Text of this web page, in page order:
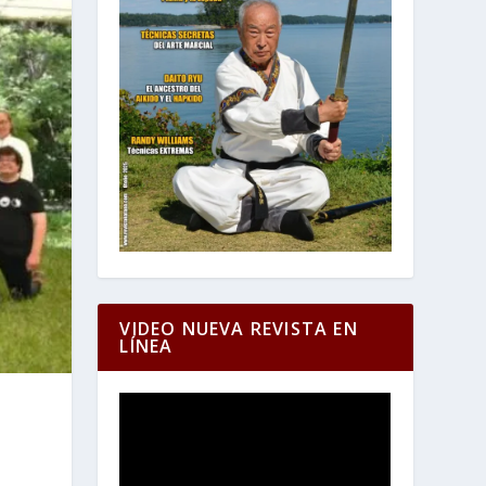
VIDEO NUEVA REVISTA EN
LÍNEA